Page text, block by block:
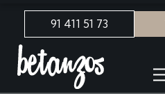
91 411 51 73